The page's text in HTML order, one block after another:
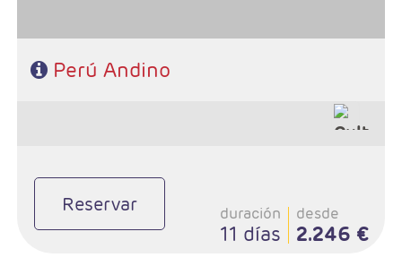
Perú Andino
Reservar duración
11 días
desde
2.246 €